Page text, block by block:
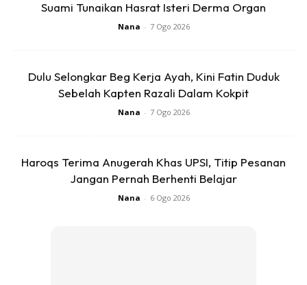
Ads
Suami Tunaikan Hasrat Isteri Derma Organ
Nana - 7 Ogo 2026
Dulu Selongkar Beg Kerja Ayah, Kini Fatin Duduk
Sebelah Kapten Razali Dalam Kokpit
Nana - 7 Ogo 2026
Haroqs Terima Anugerah Khas UPSI, Titip Pesanan
Jangan Pernah Berhenti Belajar
Nana - 6 Ogo 2026